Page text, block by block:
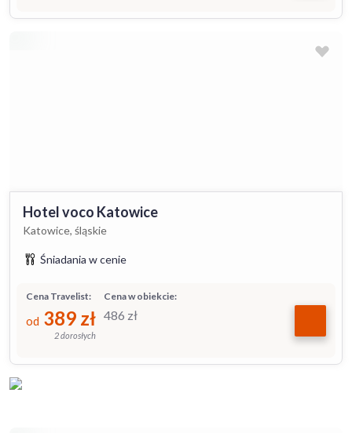
Hotel voco Katowice
Katowice, śląskie
Śniadania w cenie
Cena w obiekcie:
486 zł
Cena Travelist:
od 389 zł
2 dorosłych